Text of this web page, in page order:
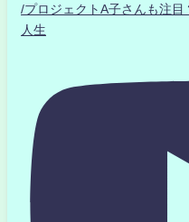
/プロジェクトA子さんも注
人生